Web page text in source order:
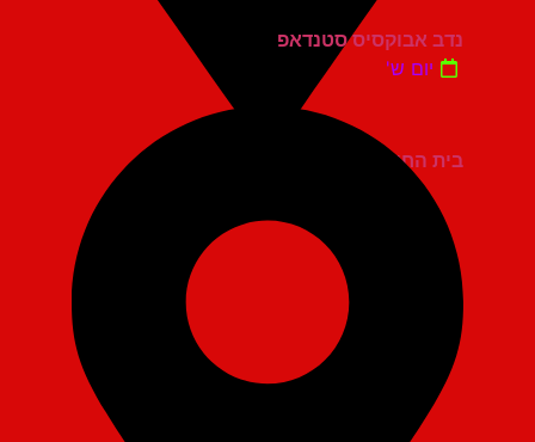
בית החייל תל אביב
נדב אבוקסיס סטנדאפ
יום ש'